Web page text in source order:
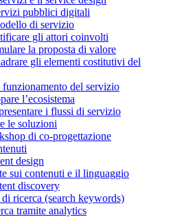
pubblici digitali
di servizio
gli attori coinvolti
la proposta di valore
gli elementi costitutivi del
del servizio
l’ecosistema
i flussi di servizio
le soluzioni
di co-progettazione
design
sui contenuti e il linguaggio
discovery
ricerca (search keywords)
tramite analytics